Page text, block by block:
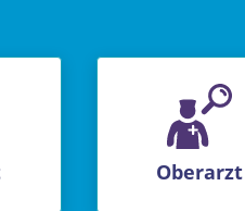
Oberarzt